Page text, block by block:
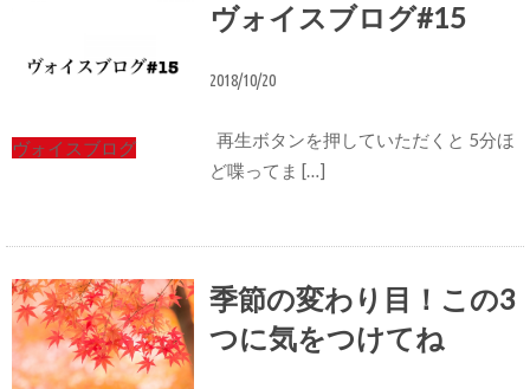
ヴォイスブログ
ヴォイスブログ#15
2018/10/20
再生ボタンを押していただくと 5分ほ
ど喋ってま […]
季節の変わり目！この3
つに気をつけてね